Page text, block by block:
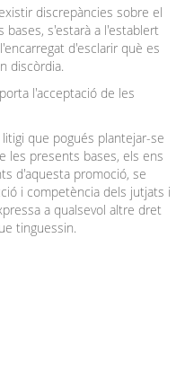
discrepàncies sobre el
s'estarà a l'establert
d'esclarir què es
discòrdia.
l'acceptació de les
que pogués plantejar-se
les presents bases, els ens
d'aquesta promoció, se
i competència dels jutjats i
a qualsevol altre dret
tinguessin.